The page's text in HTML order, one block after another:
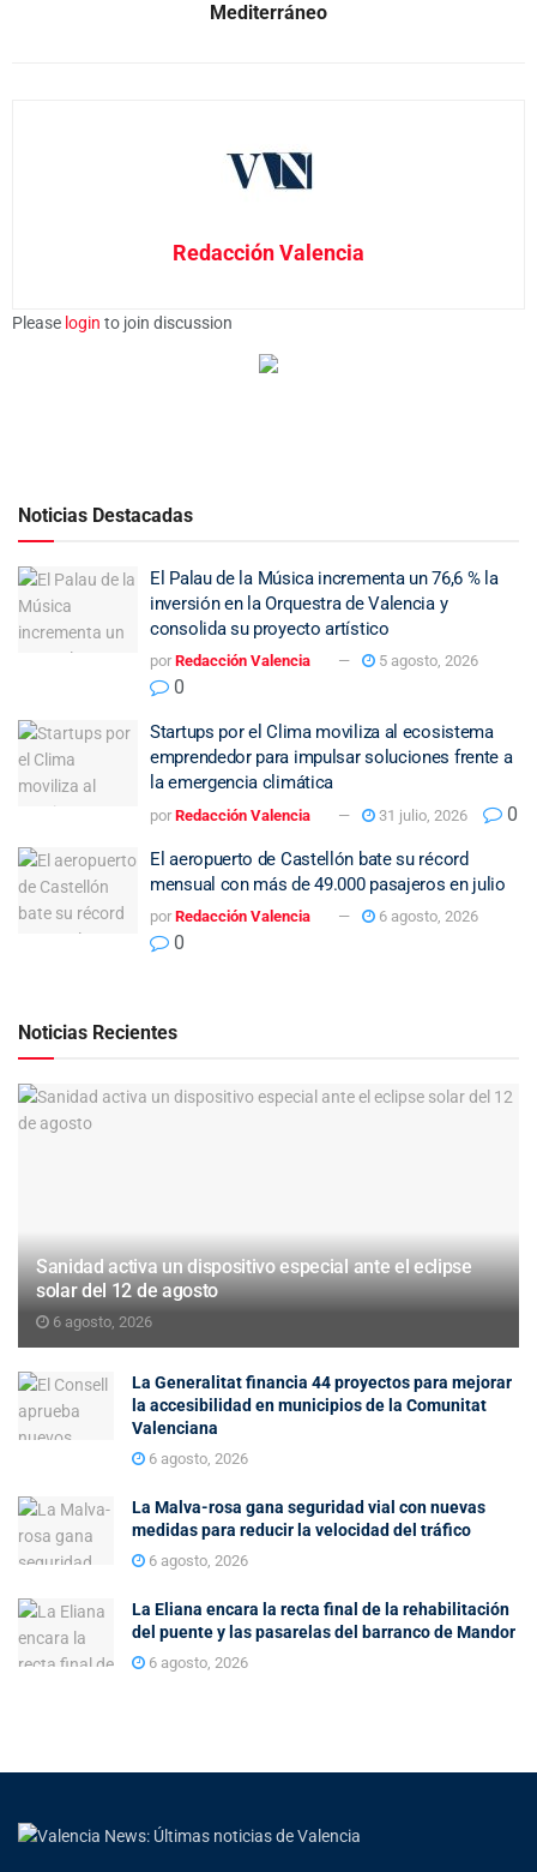
Mediterráneo
Redacción Valencia
Please login to join discussion
Noticias Destacadas
El Palau de la Música incrementa un 76,6 % la
inversión en la Orquestra de Valencia y
consolida su proyecto artístico
por Redacción Valencia 5 agosto, 2026
0
Startups por el Clima moviliza al ecosistema
emprendedor para impulsar soluciones frente a
la emergencia climática
por Redacción Valencia 31 julio, 2026 0
El aeropuerto de Castellón bate su récord
mensual con más de 49.000 pasajeros en julio
por Redacción Valencia 6 agosto, 2026
0
Noticias Recientes
Sanidad activa un dispositivo especial ante el eclipse
solar del 12 de agosto
6 agosto, 2026
La Generalitat financia 44 proyectos para mejorar
la accesibilidad en municipios de la Comunitat
Valenciana
6 agosto, 2026
La Malva-rosa gana seguridad vial con nuevas
medidas para reducir la velocidad del tráfico
6 agosto, 2026
La Eliana encara la recta final de la rehabilitación
del puente y las pasarelas del barranco de Mandor
6 agosto, 2026